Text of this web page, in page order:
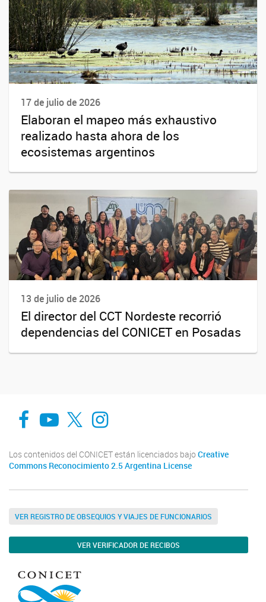
17 de julio de 2026
Elaboran el mapeo más exhaustivo
realizado hasta ahora de los
ecosistemas argentinos
13 de julio de 2026
El director del CCT Nordeste recorrió
dependencias del CONICET en Posadas
Facebook
You TubeTwitterInstagram
Los contenidos del CONICET están licenciados bajo Creative
Commons Reconocimiento 2.5 Argentina License
VER REGISTRO DE OBSEQUIOS Y VIAJES DE FUNCIONARIOS
VER VERIFICADOR DE RECIBOS